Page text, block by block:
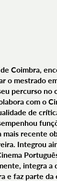
Coimbra,
o mestrado
percurso no
com o
de
recente
Integrou
integra a
e faz parte da